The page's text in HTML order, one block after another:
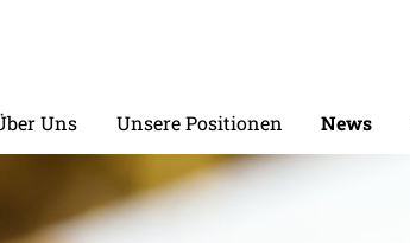
Uns Unsere Positionen News